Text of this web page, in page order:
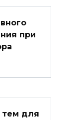
при
тем для